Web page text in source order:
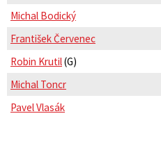
Michal Bodický
František Červenec
Robin Krutil(G)
Michal Toncr
Pavel Vlasák